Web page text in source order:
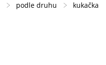
podle druhu
kukačka